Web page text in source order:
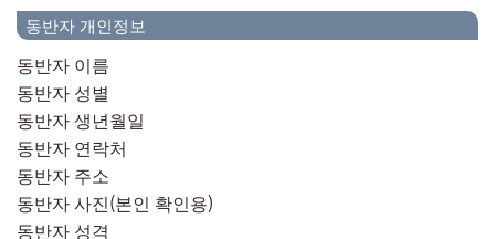
동반자 개인정보
동반자 이름
동반자 성별
동반자 생년월일
동반자 연락처
동반자 주소
동반자 사진(본인 확인용)
동반자 성격